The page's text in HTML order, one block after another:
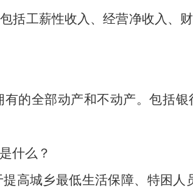
括工薪性收入、经营净收入、
的全部动产和不动产。包括
什么？
高城乡最低生活保障、特困人